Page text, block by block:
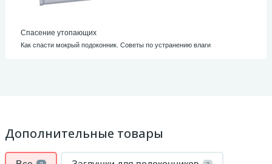
Спасение утопающих
Как спасти мокрый подоконник. Советы по устранению влаги
Дополнительные товары